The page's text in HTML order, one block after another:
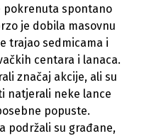
pokrenuta spontano
je dobila masovnu
trajao sedmicama i
centara i lanaca.
značaj akcije, ali su
natjerali neke lance
popuste.
podržali su građane,